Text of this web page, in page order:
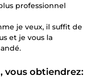
professionnel
je veux, il suffit de
et je vous la
, vous obtiendrez: